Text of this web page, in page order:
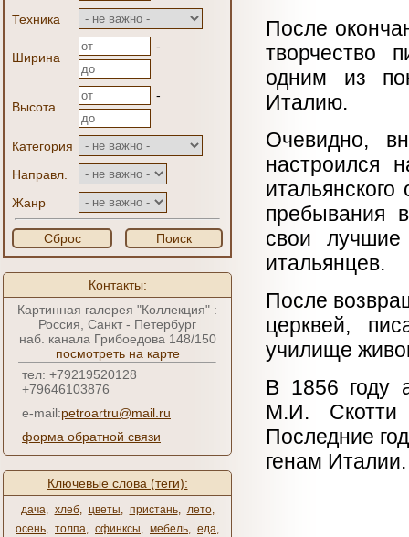
Техника
Ширина
-
Высота
-
Категория
Направл.
Жанр
Сброс Поиск
Контакты:
Картинная галерея "Коллекция" :
Россия, Санкт - Петербург
наб. канала Грибоедова 148/150
посмотреть на карте
тел: +79219520128
+79646103876
e-mail:petroartru@mail.ru
форма обратной связи
Ключевые слова (теги):
дача, хлеб, цветы, пристань, лето,
осень, толпа, сфинксы, мебель, еда,
После
творчество
одним из
Италию.
Очевидно,
настроился
пребывания
свои
итальянцев.
После
церквей,
училище
В 1856 году
М.И. Скотти
Последние
генам Италии.